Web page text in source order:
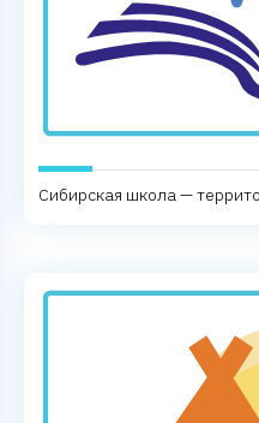
Сибирская школа —